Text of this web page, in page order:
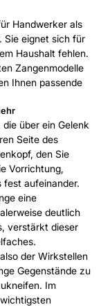
Handwerker als
Sie eignet sich für
Haushalt fehlen.
Zangenmodelle
Ihnen passende
über ein Gelenk
Seite des
den Sie
Vorrichtung,
fest aufeinander.
eine
deutlich
verstärkt dieser
der Wirkstellen
Gegenstände zu
Im